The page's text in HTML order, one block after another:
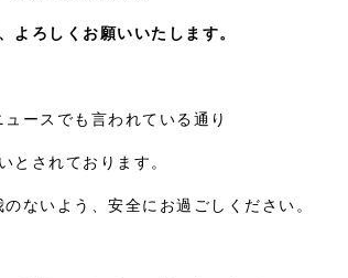
よろしくお願いいたします。
ースでも言われている通り
とされております。
ないよう、安全にお過ごしください。